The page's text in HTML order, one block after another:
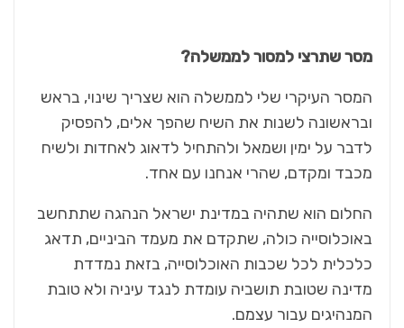
מסר שתרצי למסור לממשלה?
המסר העיקרי שלי לממשלה הוא שצריך שינוי, בראש
ובראשונה לשנות את השיח שהפך אלים, להפסיק
לדבר על ימין ושמאל ולהתחיל לדאוג לאחדות ולשיח
מכבד ומקדם, שהרי אנחנו עם אחד.
החלום הוא שתהיה במדינת ישראל הנהגה שתתחשב
באוכלוסייה כולה, שתקדם את מעמד הביניים, תדאג
כלכלית לכל שכבות האוכלוסייה, בזאת נמדדת
מדינה שטובת תושביה עומדת לנגד עיניה ולא טובת
המנהיגים עבור עצמם.